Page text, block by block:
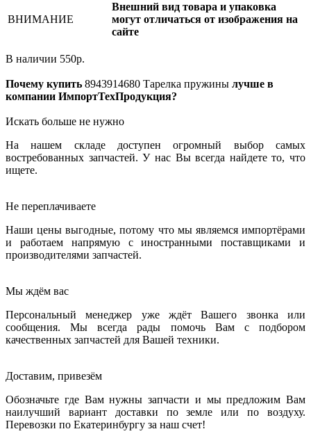
ВНИМАНИЕ
Внешний вид товара и упаковка
могут отличаться от изображения на
сайте
В наличии 550р.
Почему купить 8943914680 Тарелка пружины лучше в
компании ИмпортТехПродукция?
Искать больше не нужно
На нашем складе доступен огромный выбор самых
востребованных запчастей. У нас Вы всегда найдете то, что
ищете.
Не переплачиваете
Наши цены выгодные, потому что мы являемся импортёрами
и работаем напрямую с иностранными поставщиками и
производителями запчастей.
Мы ждём вас
Персональный менеджер уже ждёт Вашего звонка или
сообщения. Мы всегда рады помочь Вам с подбором
качественных запчастей для Вашей техники.
Доставим, привезём
Обозначьте где Вам нужны запчасти и мы предложим Вам
наилучший вариант доставки по земле или по воздуху.
Перевозки по Екатеринбургу за наш счет!